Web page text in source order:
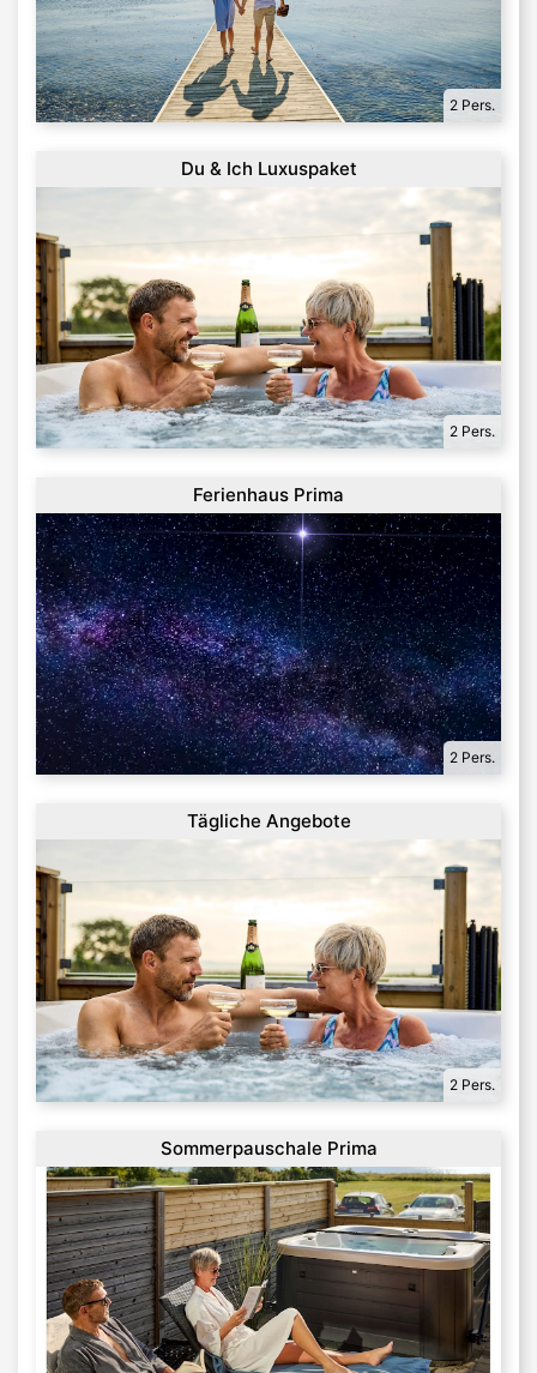
2 Pers.
Du & Ich Luxuspaket
2 Pers.
Ferienhaus Prima
2 Pers.
Tägliche Angebote
2 Pers.
Sommerpauschale Prima